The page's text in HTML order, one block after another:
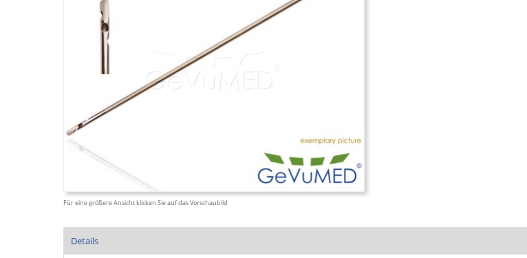
Für eine größere Ansicht klicken Sie auf das Vorschaubild
Details